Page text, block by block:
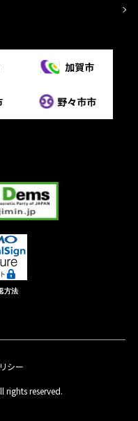
方法
シー
rights reserved.